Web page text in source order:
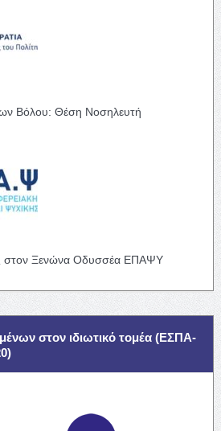
Βόλου: Θέση Νοσηλευτή
στον Ξενώνα Οδυσσέα ΕΠΑΨΥ
στον ιδιωτικό τομέα (ΕΣΠΑ-